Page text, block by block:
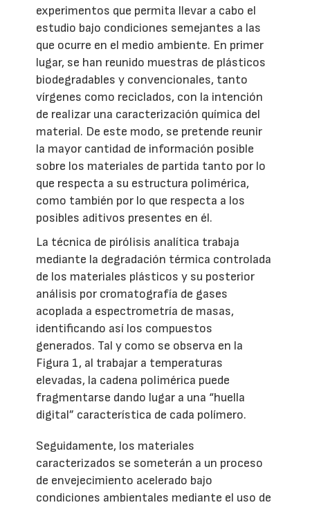
experimentos que permita llevar a cabo el
estudio bajo condiciones semejantes a las
que ocurre en el medio ambiente. En primer
lugar, se han reunido muestras de plásticos
biodegradables y convencionales, tanto
vírgenes como reciclados, con la intención
de realizar una caracterización química del
material. De este modo, se pretende reunir
la mayor cantidad de información posible
sobre los materiales de partida tanto por lo
que respecta a su estructura polimérica,
como también por lo que respecta a los
posibles aditivos presentes en él.
La técnica de pirólisis analítica trabaja
mediante la degradación térmica controlada
de los materiales plásticos y su posterior
análisis por cromatografía de gases
acoplada a espectrometría de masas,
identificando así los compuestos
generados. Tal y como se observa en la
Figura 1, al trabajar a temperaturas
elevadas, la cadena polimérica puede
fragmentarse dando lugar a una “huella
digital” característica de cada polímero.
Seguidamente, los materiales
caracterizados se someterán a un proceso
de envejecimiento acelerado bajo
condiciones ambientales mediante el uso de